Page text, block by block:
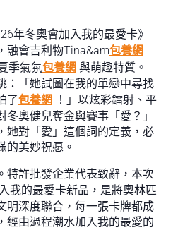
年冬奧會加入我的最愛卡》
融會吉利物Tina&am包養網
季氣氛包養網 與萌趣特質。
：「她試圖在我的單戀中尋找
了包養網
！」以炫彩鐳射、平
奧健兒奪金與賽事「愛？」
她對「愛」這個詞的定義，必
的美妙祝愿。
特許批發企業代表致辭，本次
我的最愛卡新品，是將奧林匹
明深度聯合，每一張卡牌都成
經由過程潮水加入我的最愛的